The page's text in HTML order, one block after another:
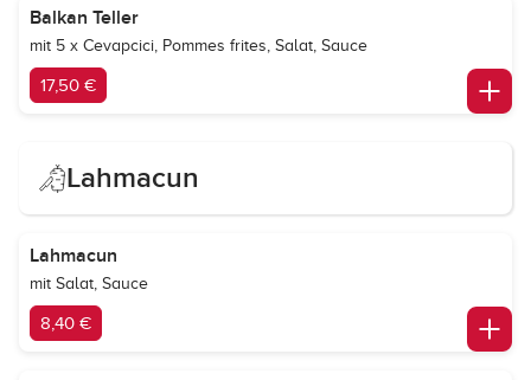
Balkan Teller
mit 5 x Cevapcici, Pommes frites, Salat, Sauce
17,50 €
Lahmacun
Lahmacun
mit Salat, Sauce
8,40 €